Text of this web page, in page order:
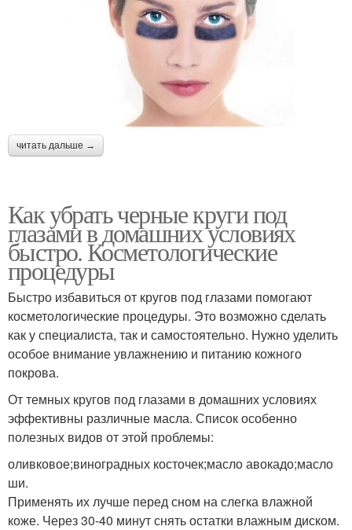
читать дальше →
Как убрать черные круги под
глазами в домашних условиях
быстро. Косметологические
процедуры
Быстро избавиться от кругов под глазами помогают
косметологические процедуры. Это возможно сделать
как у специалиста, так и самостоятельно. Нужно уделить
особое внимание увлажнению и питанию кожного
покрова.
От темных кругов под глазами в домашних условиях
эффективны различные масла. Список особенно
полезных видов от этой проблемы:
оливковое;виноградных косточек;масло авокадо;масло
ши.
Применять их лучше перед сном на слегка влажной
коже. Через 30-40 минут снять остатки влажным диском.